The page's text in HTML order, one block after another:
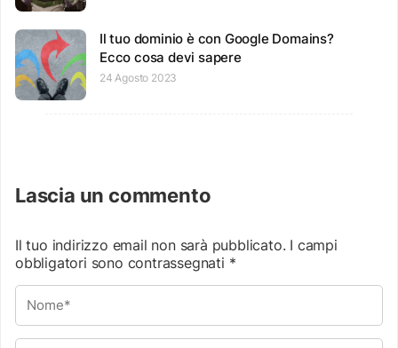
Il tuo dominio è con Google Domains?
Ecco cosa devi sapere
24 Agosto 2023
Lascia un commento
Il tuo indirizzo email non sarà pubblicato. I campi
obbligatori sono contrassegnati *